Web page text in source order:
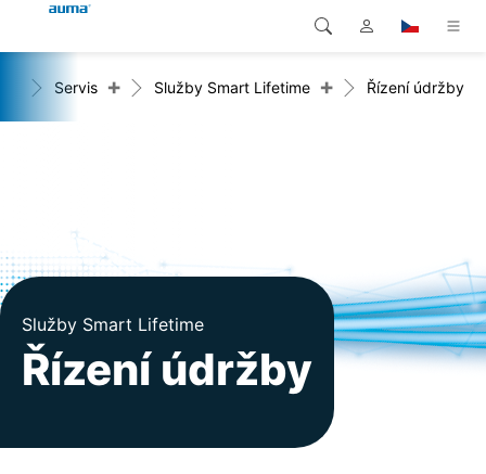
Produkty
Servis
Společnost
Kontakt
Global
Severní Amerika
Vyhledávání
Servis + Služby Smart Lifetime + Řízení údržby
Služby Smart Lifetime
Řízení údržby